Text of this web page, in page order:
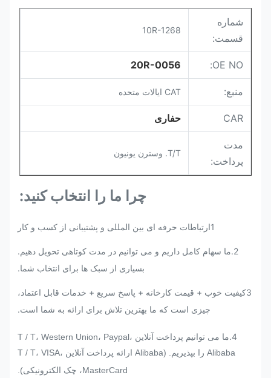
شماره
قسمت:
10R-1268
OE NO:
20R-0056
منبع: CAT ایالات متحده
CAR حفاری
مدت
پرداخت:
T/T. وسترن یونیون
چرا ما را انتخاب کنید:
1ارتباطات حرفه ای بین المللی و پشتیبانی از کسب و کار
2. ما سهام کامل داریم و می توانیم در مدت کوتاهی تحویل دهیم.
بسیاری از سبک ها برای انتخاب شما.
3کیفیت خوب + قیمت کارخانه + پاسخ سریع + خدمات قابل اعتماد،
چیزی است که ما بهترین تلاش برای ارائه به شما است.
4.
ما می توانیم پرداخت آنلاین T / T، Western Union، Paypal،
Alibaba را بپذیریم. (Alibaba ارائه پرداخت آنلاین T / T، VISA،
MasterCard، چک الکترونیکی).